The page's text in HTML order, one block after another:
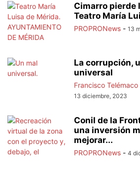
Cimarro pierde
Teatro María
PROPRONews - 13
La corrupción,
universal
Francisco
13 diciembre, 2023
Conil de la
una inversión
mejorar...
PROPRONews - 4